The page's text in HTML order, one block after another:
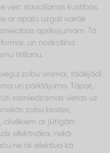
veic slaucīšanas kustības.
ar apaļo uzgali vairāk
aprīkojumam. Tā
un nodrošina
tīrīšanu.
zobu virsmai, tādējādi
un pārklājuma. Tāpat,
sasniedzamas vietas uz
zobu birstes,
cilvēkiem ar jūtīgām
efektīvāka, nekā
ne tik efektīva kā